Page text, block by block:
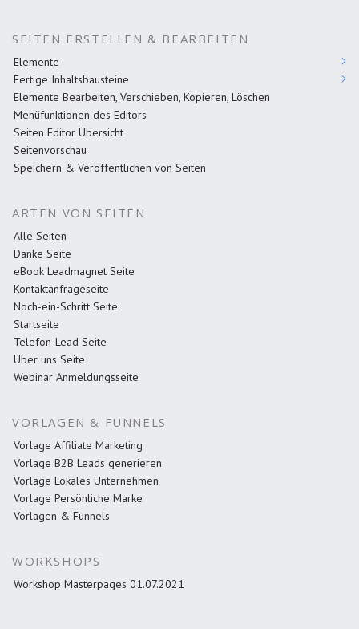
SEITEN ERSTELLEN & BEARBEITEN
Elemente
Fertige Inhaltsbausteine
Elemente Bearbeiten, Verschieben, Kopieren, Löschen
Menüfunktionen des Editors
Seiten Editor Übersicht
Seitenvorschau
Speichern & Veröffentlichen von Seiten
ARTEN VON SEITEN
Alle Seiten
Danke Seite
eBook Leadmagnet Seite
Kontaktanfrageseite
Noch-ein-Schritt Seite
Startseite
Telefon-Lead Seite
Über uns Seite
Webinar Anmeldungsseite
VORLAGEN & FUNNELS
Vorlage Affiliate Marketing
Vorlage B2B Leads generieren
Vorlage Lokales Unternehmen
Vorlage Persönliche Marke
Vorlagen & Funnels
WORKSHOPS
Workshop Masterpages 01.07.2021